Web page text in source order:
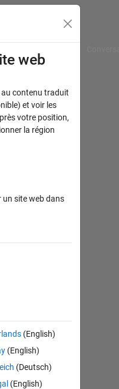
web
au contenu traduit
et voir les
votre position,
la région
un site web dans
(English)
(English)
(Deutsch)
(English)